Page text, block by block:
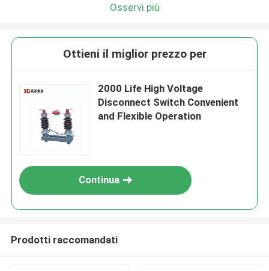
Osservi più
Ottieni il miglior prezzo per
2000 Life High Voltage
Disconnect Switch Convenient
and Flexible Operation
Continua
Prodotti raccomandati